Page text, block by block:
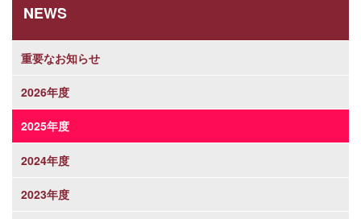
NEWS
重要なお知らせ
2026年度
2025年度
2024年度
2023年度